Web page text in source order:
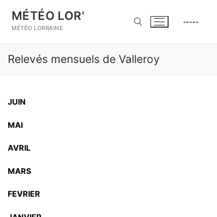
contenu
MÉTÉO LOR'
MÉTÉO LORRAINE
Rechercher :
-----
Relevés mensuels de Valleroy
JUIN
MAI
AVRIL
MARS
FEVRIER